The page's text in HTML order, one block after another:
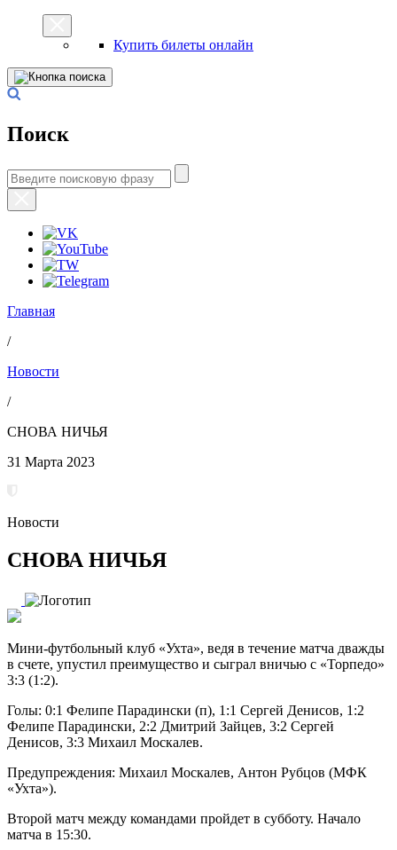
Купить билеты онлайн
Поиск
Главная
/
Новости
/
СНОВА НИЧЬЯ
31 Марта 2023
Новости
СНОВА НИЧЬЯ
Мини-футбольный клуб «Ухта», ведя в течение матча дважды
в счете, упустил преимущество и сыграл вничью с «Торпедо»
3:3 (1:2).
Голы: 0:1 Фелипе Парадински (п), 1:1 Сергей Денисов, 1:2
Фелипе Парадински, 2:2 Дмитрий Зайцев, 3:2 Сергей
Денисов, 3:3 Михаил Москалев.
Предупреждения: Михаил Москалев, Антон Рубцов (МФК
«Ухта»).
Второй матч между командами пройдет в субботу. Начало
матча в 15:30.